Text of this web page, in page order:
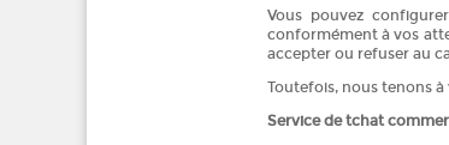
Vous pouvez
conformément à vos
accepter ou refuser au
Toutefois, nous tenons
Service de tchat